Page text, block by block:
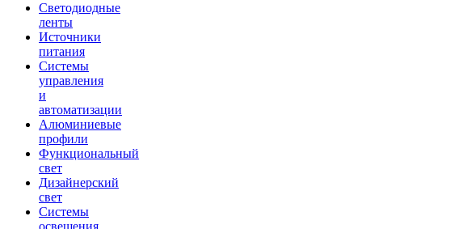
Светодиодные
ленты
Источники
питания
Системы
управления
и
автоматизации
Алюминиевые
профили
Функциональный
свет
Дизайнерский
свет
Системы
освещения